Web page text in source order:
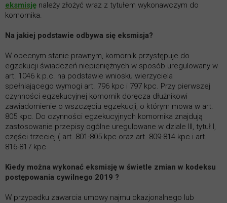
eksmisję należy złożyć wraz z tytułem wykonawczym do
komornika.
Na jakiej podstawie odbywa się eksmisja?
W obecnym stanie prawnym, komornik przystępuje do
egzekucji świadczeń niepieniężnych w sposób uregulowany w
art. 1046 k.p.c. na podstawie wniosku wierzyciela
spełniającego wymogi art. 796 kpc i 797 kpc. Przy pierwszej
czynności egzekucyjnej komornik doręcza dłużnikowi
zawiadomienie o wszczęciu egzekucji, o którym mowa w art.
805 kpc. Do czynności egzekucyjnych komornika znajdują
zastosowanie przepisy ogólne uregulowane w dziale III, tytuł I,
części trzeciej ( art. 801-805 kpc oraz art. 809-814 kpc i art.
816-817 kpc
Kiedy można wykonać eksmisję w świetle zmian w kodeksu
postępowania cywilnego 2019 ?
W przypadku zawarcia umowy najmu okazjonalnego lub